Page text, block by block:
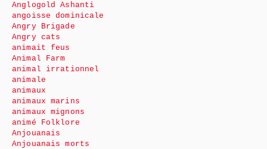
Anglogold Ashanti
angoisse dominicale
Angry Brigade
Angry cats
animait feus
Animal Farm
animal irrationnel
animale
animaux
animaux marins
animaux mignons
animé Folklore
Anjouanais
Anjouanais morts